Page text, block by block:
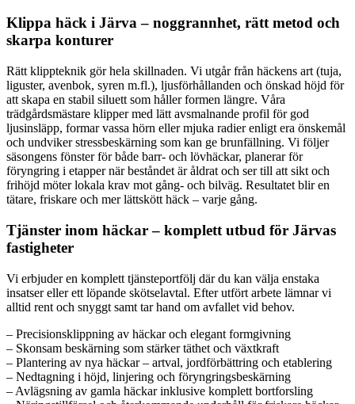
Klippa häck i Järva – noggrannhet, rätt metod och
skarpa konturer
Rätt klippteknik gör hela skillnaden. Vi utgår från häckens art (tuja,
liguster, avenbok, syren m.fl.), ljusförhållanden och önskad höjd för
att skapa en stabil siluett som håller formen längre. Våra
trädgårdsmästare klipper med lätt avsmalnande profil för god
ljusinsläpp, formar vassa hörn eller mjuka radier enligt era önskemål
och undviker stressbeskärning som kan ge brunfällning. Vi följer
säsongens fönster för både barr- och lövhäckar, planerar för
föryngring i etapper när beståndet är åldrat och ser till att sikt och
frihöjd möter lokala krav mot gång- och bilväg. Resultatet blir en
tätare, friskare och mer lättskött häck – varje gång.
Tjänster inom häckar – komplett utbud för Järvas
fastigheter
Vi erbjuder en komplett tjänsteportfölj där du kan välja enstaka
insatser eller ett löpande skötselavtal. Efter utfört arbete lämnar vi
alltid rent och snyggt samt tar hand om avfallet vid behov.
– Precisionsklippning av häckar och elegant formgivning
– Skonsam beskärning som stärker täthet och växtkraft
– Plantering av nya häckar – artval, jordförbättring och etablering
– Nedtagning i höjd, linjering och föryngringsbeskärning
– Avlägsning av gamla häckar inklusive komplett bortforsling